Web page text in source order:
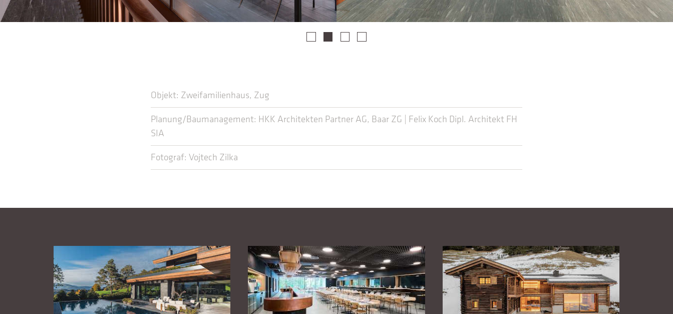
Objekt: Zweifamilienhaus, Zug
Planung/Baumanagement: HKK Architekten Partner AG, Baar ZG | Felix Koch Dipl. Architekt FH
SIA
Fotograf: Vojtech Zilka